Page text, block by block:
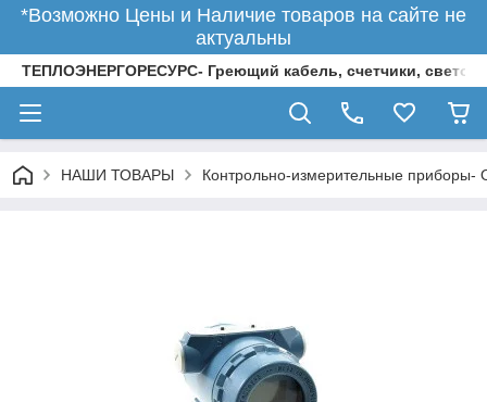
*Возможно Цены и Наличие товаров на сайте не
актуальны
ТЕПЛОЭНЕРГОРЕСУРС- Греющий кабель, счетчики,
НАШИ ТОВАРЫ Контрольно-измерительные приборы-